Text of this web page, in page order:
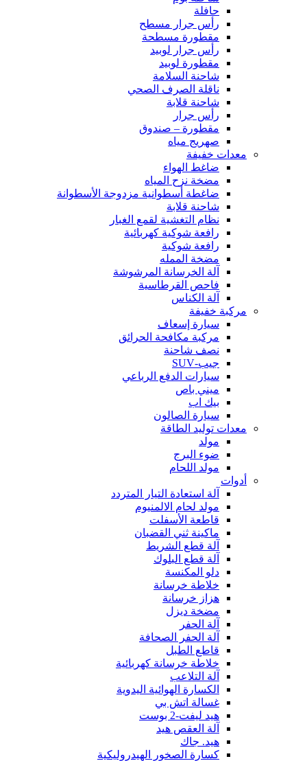
حافلة
رأس جرار مسطح
مقطورة مسطحة
رأس جرار لوبيد
مقطورة لوبيد
شاحنة السلامة
ناقلة الصرف الصحي
شاحنة قلابة
رأس جرار
مقطورة – صندوق
صهريج مياه
معدات خفيفة
ضاغط الهواء
مضخة نزح المياه
ضاغطة أسطوانية مزدوجة الأسطوانة
شاحنة قلابة
نظام التغشية لقمع الغبار
رافعة شوكية كهربائية
رافعة شوكية
مضخة الممله
آلة الخرسانة المرشوشة
فاحص القرطاسية
آلة الكناس
مركبة خفيفة
سيارة إسعاف
مركبة مكافحة الحرائق
نصف شاحنة
جيب-SUV
سيارات الدفع الرباعي
ميني باص
بيك اب
سيارة الصالون
معدات توليد الطاقة
مولد
ضوء البرج
مولد اللحام
أدوات
آلة استعادة التيار المتردد
مولد لحام الالمنيوم
قاطعة الأسفلت
ماكينة ثني القضبان
آلة قطع الشريط
آلة قطع البلوك
دلو المكنسة
خلاطة خرسانة
هزاز خرسانة
مضخة ديزل
آلة الحفر
آلة الحفر الصحافة
قاطع الطبل
خلاطة خرسانة كهربائية
آلة التلاعب
الكسارة الهوائية اليدوية
غسالة اتش بي
هيد ليفت-2 بوست
آلة العقص هيد
هيد. جاك
كسارة الصخور الهيدروليكية